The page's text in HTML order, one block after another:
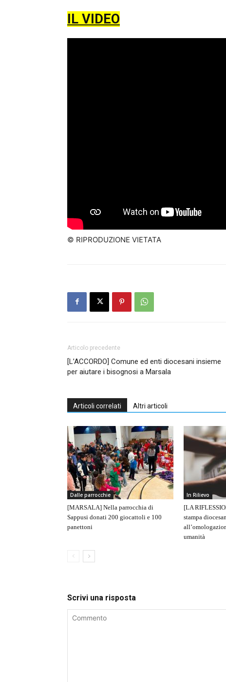
IL VIDEO
© RIPRODUZIONE VIETATA
Articolo precedente
[L’ACCORDO] Comune ed enti diocesani insieme
per aiutare i bisognosi a Marsala
Articoli correlati Altri articoli
Dalle parrocchie
[MARSALA] Nella parrocchia di
Sappusi donati 200 giocattoli e 100
panettoni
In Rilievo
[LA
stampa
umanità
Scrivi una risposta